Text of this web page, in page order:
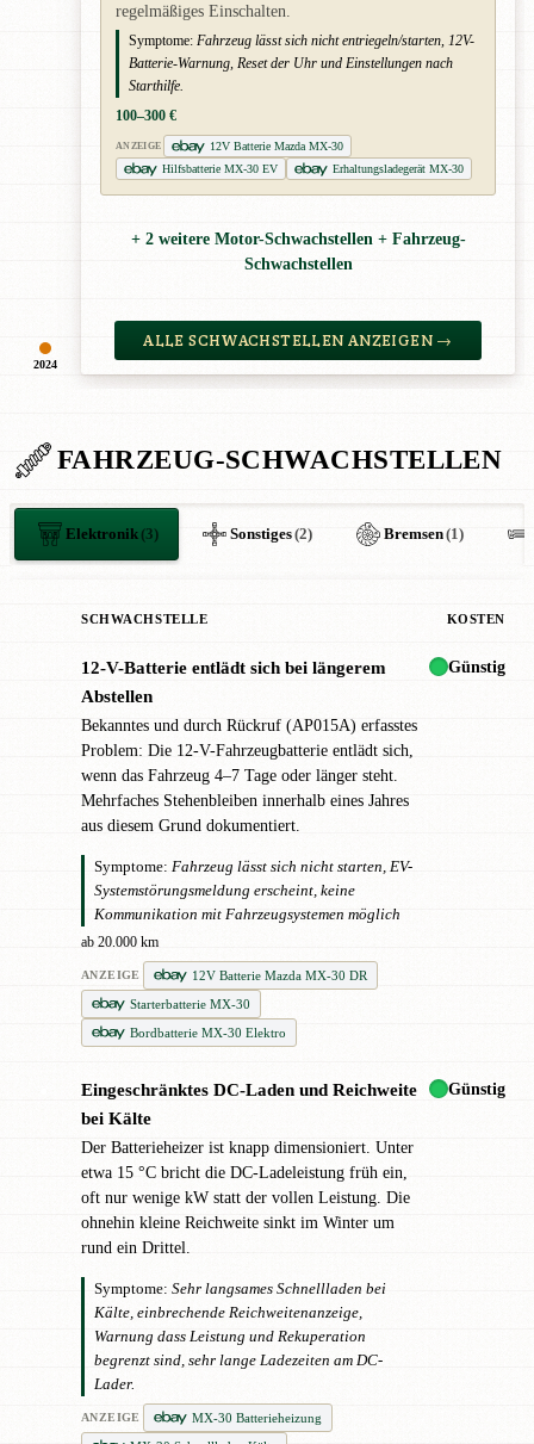
2024
regelmäßiges Einschalten.
Symptome: Fahrzeug lässt sich nicht entriegeln/starten, 12V-
Batterie-Warnung, Reset der Uhr und Einstellungen nach
Starthilfe.
100–300 €
ANZEIGE
12V Batterie Mazda MX-30
Hilfsbatterie MX-30 EV
Erhaltungsladegerät MX-30
+ 2 weitere Motor-Schwachstellen + Fahrzeug-
Schwachstellen
ALLE SCHWACHSTELLEN ANZEIGEN →
FAHRZEUG-SCHWACHSTELLEN
Elektronik(3) Sonstiges(2) Bremsen(1)
SCHWACHSTELLE KOSTEN
12-V-Batterie entlädt sich bei längerem
Abstellen
Bekanntes und durch Rückruf (AP015A) erfasstes
Problem: Die 12-V-Fahrzeugbatterie entlädt sich,
wenn das Fahrzeug 4–7 Tage oder länger steht.
Mehrfaches Stehenbleiben innerhalb eines Jahres
aus diesem Grund dokumentiert.
Symptome: Fahrzeug lässt sich nicht starten, EV-
Systemstörungsmeldung erscheint, keine
Kommunikation mit Fahrzeugsystemen möglich
ab 20.000 km
ANZEIGE
12V Batterie Mazda MX-30 DR
Starterbatterie MX-30
Bordbatterie MX-30 Elektro
Günstig
Eingeschränktes DC-Laden und Reichweite
bei Kälte
Der Batterieheizer ist knapp dimensioniert. Unter
etwa 15 °C bricht die DC-Ladeleistung früh ein,
oft nur wenige kW statt der vollen Leistung. Die
ohnehin kleine Reichweite sinkt im Winter um
rund ein Drittel.
Symptome: Sehr langsames Schnellladen bei
Kälte, einbrechende Reichweitenanzeige,
Warnung dass Leistung und Rekuperation
begrenzt sind, sehr lange Ladezeiten am DC-
Lader.
ANZEIGE
MX-30 Batterieheizung
Günstig